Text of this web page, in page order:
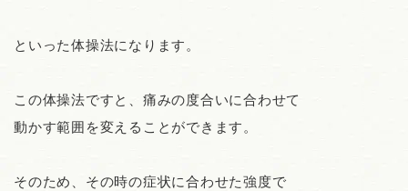
といった体操法になります。
この体操法ですと、痛みの度合いに合わせて
動かす範囲を変えることができます。
そのため、その時の症状に合わせた強度で